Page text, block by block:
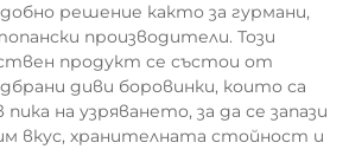
решение както за гурмани,
производители. Този
продукт се състои от
диви боровинки, които са
пика на узряването, за да се запази
вкус, хранителната стойност и